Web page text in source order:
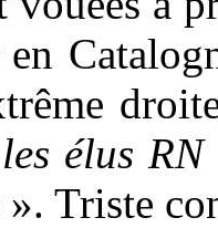
élus
». Triste